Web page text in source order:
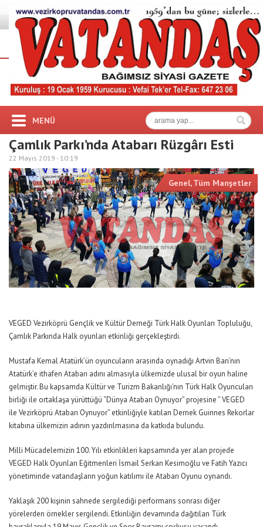
MENÜ
Çamlık Parkı’nda Atabarı Rüzgârı Esti
22 Mayıs 2019 - 10:19
Genel,Tüm Manşetler
VEGED Vezirköprü Gençlik ve Kültür Derneği Türk Halk Oyunları Topluluğu,
Çamlık Parkında Halk oyunları etkinliği gerçekleştirdi.
Mustafa Kemal Atatürk’ün oyuncuların arasında oynadığı Artvin Barı’nın
Atatürk’e ithafen Atabarı adını almasıyla ülkemizde ulusal bir oyun haline
gelmiştir. Bu kapsamda Kültür ve Turizm Bakanlığı’nın Türk Halk Oyuncuları
birliği ile ortaklaşa yürüttüğü “Dünya Atabarı Oynuyor” projesine ” VEGED
ile Vezirköprü Atabarı Oynuyor” etkinliğiyle katılan Dernek Guinnes Rekorlar
kitabına ülkemizin adının yazdırılmasına da katkıda bulundu.
Milli Mücadelemizin 100. Yılı etkinlikleri kapsamında yer alan projede
VEGED Halk Oyunları Eğitmenleri İsmail Serkan Kesimoğlu ve Fatih Yazıcı
yönetiminde vatandaşların yoğun katılımı ile Atabarı Oyunu oynandı.
Yaklaşık 200 kişinin sahnede sergilediği performans sonrası diğer
yörelerden örnekler sergilendi. Etkinliğin devamında dağıtılan Türk